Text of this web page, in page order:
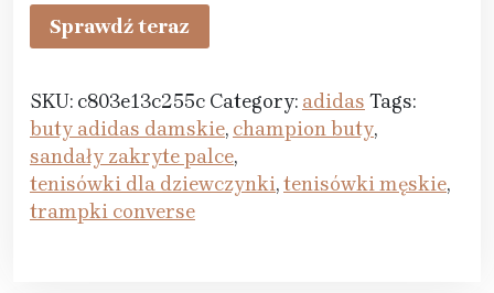
Sprawdź teraz
SKU: c803e13c255c Category: adidas Tags:
buty adidas damskie, champion buty,
sandały zakryte palce,
tenisówki dla dziewczynki,tenisówki męskie,
trampki converse